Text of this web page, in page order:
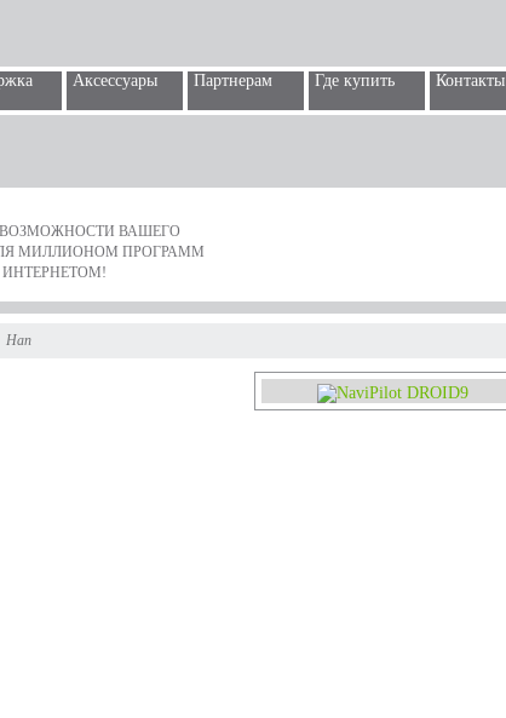
Аксессуары Партнерам Где купить Контакты
ВОЗМОЖНОСТИ ВАШЕГО
МИЛЛИОНОМ ПРОГРАММ
Han